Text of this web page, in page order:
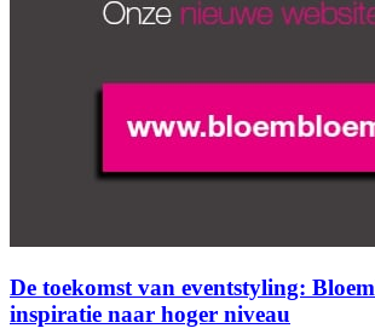
De toekomst van eventstyling:
inspiratie naar hoger niveau